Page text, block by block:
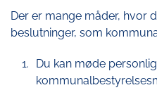
Der er mange måder, hvor
beslutninger, som
Du kan møde